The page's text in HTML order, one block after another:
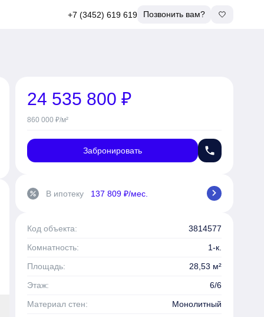
+7 (3452) 619 619 Позвонить вам?
24 535 800 ₽
860 000 ₽/м²
Забронировать phone
percent В ипотеку 137 809 ₽/мес. chevron_right
Код объекта:
3814577
Комнатность:
1-к.
Площадь:
28,53 м²
Этаж:
6/6
Материал стен:
Монолитный